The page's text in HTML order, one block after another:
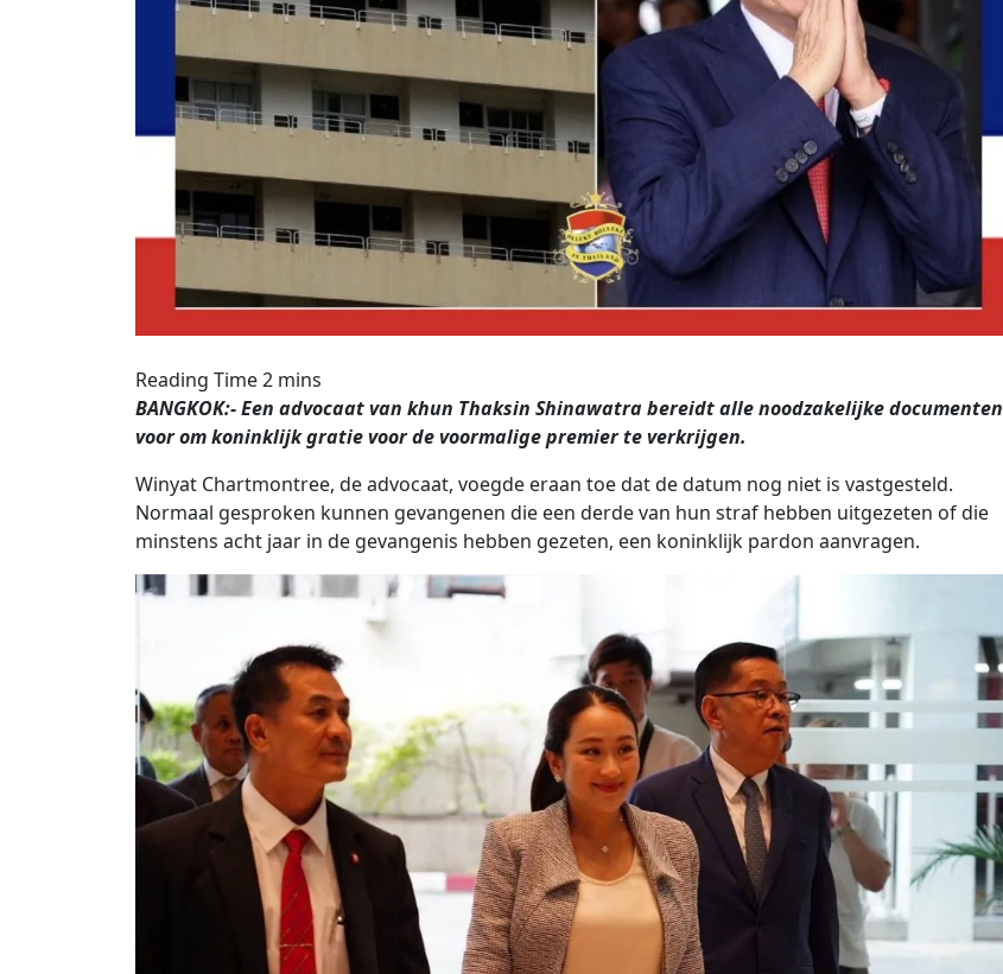
BANGKOK:- Een advocaat van khun Thaksin Shinawatra bereidt alle noodzakelijke documenten
voor om koninklijk gratie voor de voormalige premier te verkrijgen.
Winyat Chartmontree, de advocaat, voegde eraan toe dat de datum nog niet is vastgesteld.
Normaal gesproken kunnen gevangenen die een derde van hun straf hebben uitgezeten of die
minstens acht jaar in de gevangenis hebben gezeten, een koninklijk pardon aanvragen.